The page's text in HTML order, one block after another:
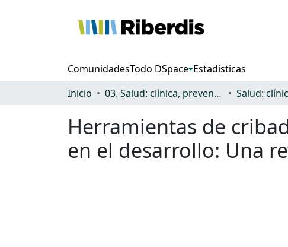
ComunidadesTodo DSpace Estadísticas
Inicio
03. Salud: clínica, prevención, atención sanitaria y (re)habilitación
Herramientas de
en el desarrollo: Una